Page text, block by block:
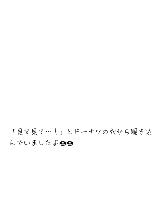
「見て見て〜！」とドーナツの穴から覗き込
んでいましたよ🍩🍩